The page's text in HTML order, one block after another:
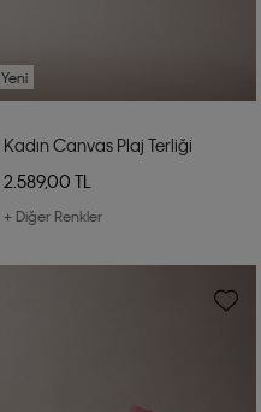
Yeni
Kadın Canvas Plaj Terliği
2.589,00 TL
+ Diğer Renkler